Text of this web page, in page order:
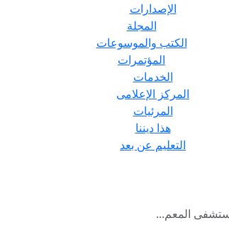
الإصدارات
المجلة
الكتب والموسوعات
المؤتمرات
الخدمات
المركز الإعلامى
المرئيات
هذا ديننا
التعليم عن بعد
المعم...